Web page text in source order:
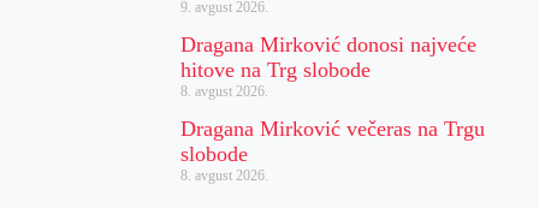
9. avgust 2026.
Dragana Mirković donosi najveće
hitove na Trg slobode
8. avgust 2026.
Dragana Mirković večeras na Trgu
slobode
8. avgust 2026.